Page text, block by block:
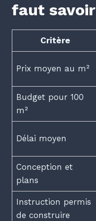
faut savoir
Critère
Prix moyen au m²
Budget pour 100
m²
Délai moyen
Conception et
plans
Instruction permis
de construire